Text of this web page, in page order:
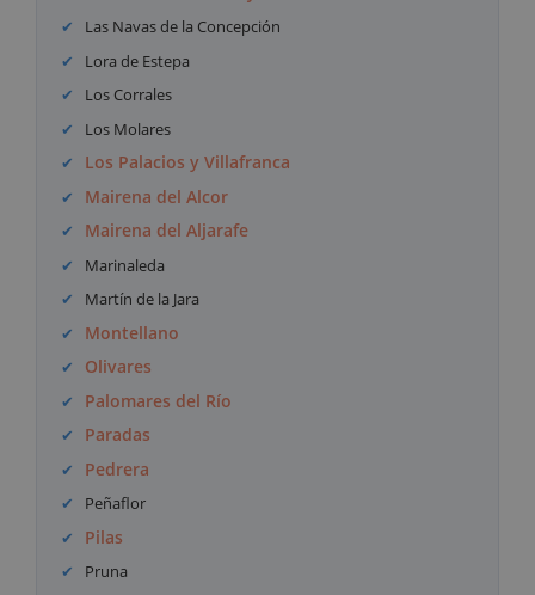
Las Navas de la Concepción
Lora de Estepa
Los Corrales
Los Molares
Los Palacios y Villafranca
Mairena del Alcor
Mairena del Aljarafe
Marinaleda
Martín de la Jara
Montellano
Olivares
Palomares del Río
Paradas
Pedrera
Peñaflor
Pilas
Pruna